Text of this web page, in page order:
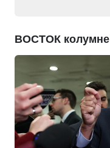
ВОСТОК колумне